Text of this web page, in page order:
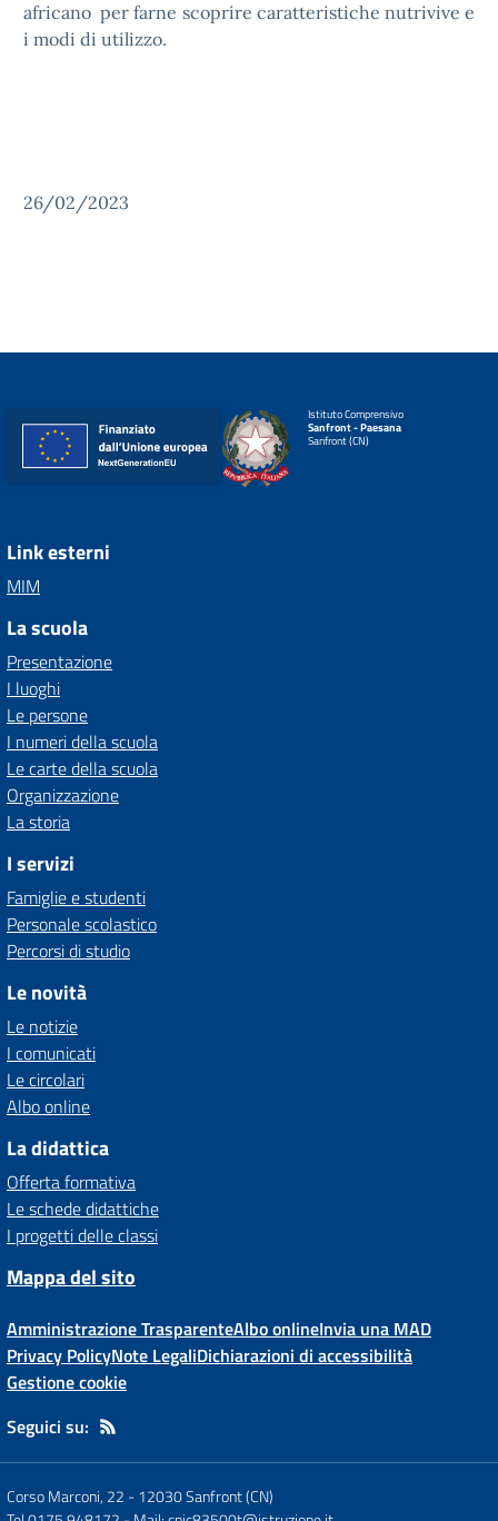
africano per farne scoprire caratteristiche nutrivive e
i modi di utilizzo.
26/02/2023
Istituto Comprensivo
Sanfront - Paesana
Sanfront (CN)
Link esterni
MIM
La scuola
Presentazione
I luoghi
Le persone
I numeri della scuola
Le carte della scuola
Organizzazione
La storia
I servizi
Famiglie e studenti
Personale scolastico
Percorsi di studio
Le novità
Le notizie
I comunicati
Le circolari
Albo online
La didattica
Offerta formativa
Le schede didattiche
I progetti delle classi
Mappa del sito
Amministrazione TrasparenteAlbo onlineInvia una MAD
Privacy PolicyNote LegaliDichiarazioni di accessibilità
Gestione cookie
Seguici su:
Corso Marconi, 22 -12030 Sanfront (CN)